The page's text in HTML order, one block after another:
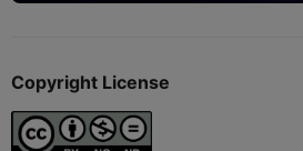
Copyright License